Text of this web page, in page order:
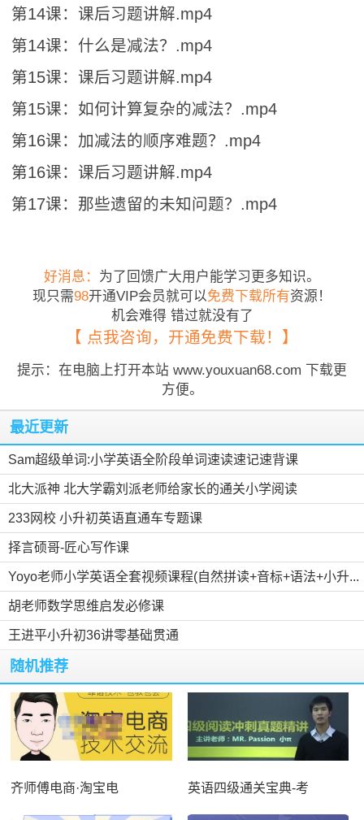
第14课：课后习题讲解.mp4
第14课：什么是减法？.mp4
第15课：课后习题讲解.mp4
第15课：如何计算复杂的减法？.mp4
第16课：加减法的顺序难题？.mp4
第16课：课后习题讲解.mp4
第17课：那些遗留的未知问题？.mp4
好消息： 为了回馈广大用户能学习更多知识。
现只需98开通VIP会员就可以免费下载所有资源！
机会难得 错过就没有了
【 点我咨询，开通免费下载！】
提示：在电脑上打开本站 www.youxuan68.com 下载更
方便。
最近更新
Sam超级单词:小学英语全阶段单词速读速记速背课
北大派神 北大学霸刘派老师给家长的通关小学阅读
233网校 小升初英语直通车专题课
择言硕哥-匠心写作课
Yoyo老师小学英语全套视频课程(自然拼读+音标+语法+小升...
胡老师数学思维启发必修课
王进平小升初36讲零基础贯通
随机推荐
齐师傅电商·淘宝电 英语四级通关宝典-考